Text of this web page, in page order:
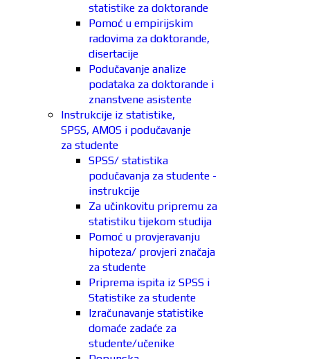
statistike za doktorande
Pomoć u empirijskim
radovima za doktorande,
disertacije
Podučavanje analize
podataka za doktorande i
znanstvene asistente
Instrukcije iz statistike,
SPSS, AMOS i podučavanje
za studente
SPSS/ statistika
podučavanja za studente -
instrukcije
Za učinkovitu pripremu za
statistiku tijekom studija
Pomoć u provjeravanju
hipoteza/ provjeri značaja
za studente
Priprema ispita iz SPSS i
Statistike za studente
Izračunavanje statistike
domaće zadaće za
studente/učenike